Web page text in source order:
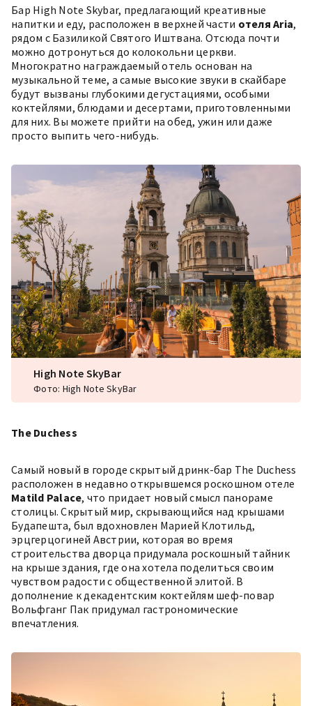
Бар High Note Skybar, предлагающий креативные
напитки и еду, расположен в верхней части отеля Aria,
рядом с Базиликой Святого Иштвана. Отсюда почти
можно дотронуться до колокольни церкви.
Многократно награждаемый отель основан на
музыкальной теме, а самые высокие звуки в скайбаре
будут вызваны глубокими дегустациями, особыми
коктейлями, блюдами и десертами, приготовленными
для них. Вы можете прийти на обед, ужин или даже
просто выпить чего-нибудь.
High Note SkyBar
Фото: High Note SkyBar
The Duchess
Самый новый в городе скрытый дринк-бар The Duchess
расположен в недавно открывшемся роскошном отеле
Matild Palace, что придает новый смысл панораме
столицы. Скрытый мир, скрывающийся над крышами
Будапешта, был вдохновлен Марией Клотильд,
эрцгерцогиней Австрии, которая во время
строительства дворца придумала роскошный тайник
на крыше здания, где она хотела поделиться своим
чувством радости с общественной элитой. В
дополнение к декадентским коктейлям шеф-повар
Вольфганг Пак придумал гастрономические
впечатления.